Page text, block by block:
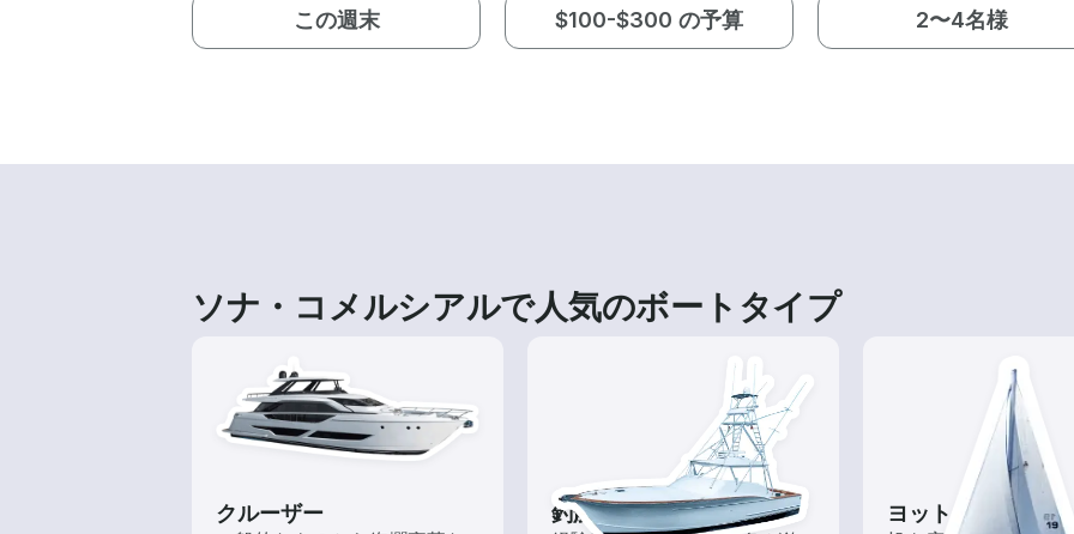
この週末 $100-$300 の予算 2〜4名様
ソナ・コメルシアルで人気のボートタイプ
クルーザー 釣船チャーター ヨット